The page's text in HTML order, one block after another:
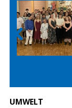
Prev
ious
UMWELT